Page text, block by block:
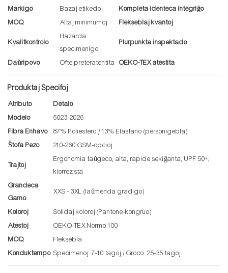
Markigo
Bazaj etikedoj
Kompleta identeca integriĝo
MOQ
Altaj minimumoj Flekseblaj kvantoj
Kvalitkontrolo
Hazarda
specimenigo
Plurpunkta inspektado
Daŭripovo Ofte preteratentita OEKO-TEX atestita
Produktaj Specifoj
Atributo
Detalo
Modelo
5023-2026
Fibra Enhavo
87% Poliestero / 13% Elastano (personigebla)
Ŝtofa Pezo
210-260 GSM-opcioj
Trajtoj
Ergonomia taŭgeco, alta, rapide sekiĝanta, UPF 50+,
klorrezista
Grandeca
Gamo
XXS - 3XL (laŭmenda gradigo)
Koloroj
Solidaj koloroj (Pantone-kongruo)
Atestoj
OEKO-TEX Normo 100
MOQ
Fleksebla
Konduktempo Specimenoj: 7-10 tagoj / Groco: 25-35 tagoj